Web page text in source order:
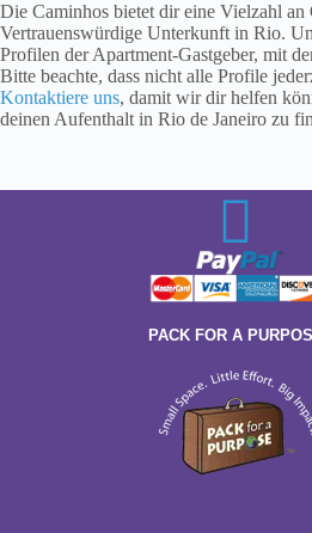
Die Caminhos bietet dir eine Vielzahl an
Vertrauenswürdige Unterkunft in Rio.
Profilen der Apartment-Gastgeber, mit
Bitte beachte, dass nicht alle Profile
Kontaktiere uns, damit wir dir helfen
deinen Aufenthalt in Rio de Janeiro zu
PACK FOR A